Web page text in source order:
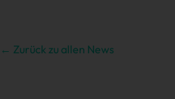
← Zurück zu allen News